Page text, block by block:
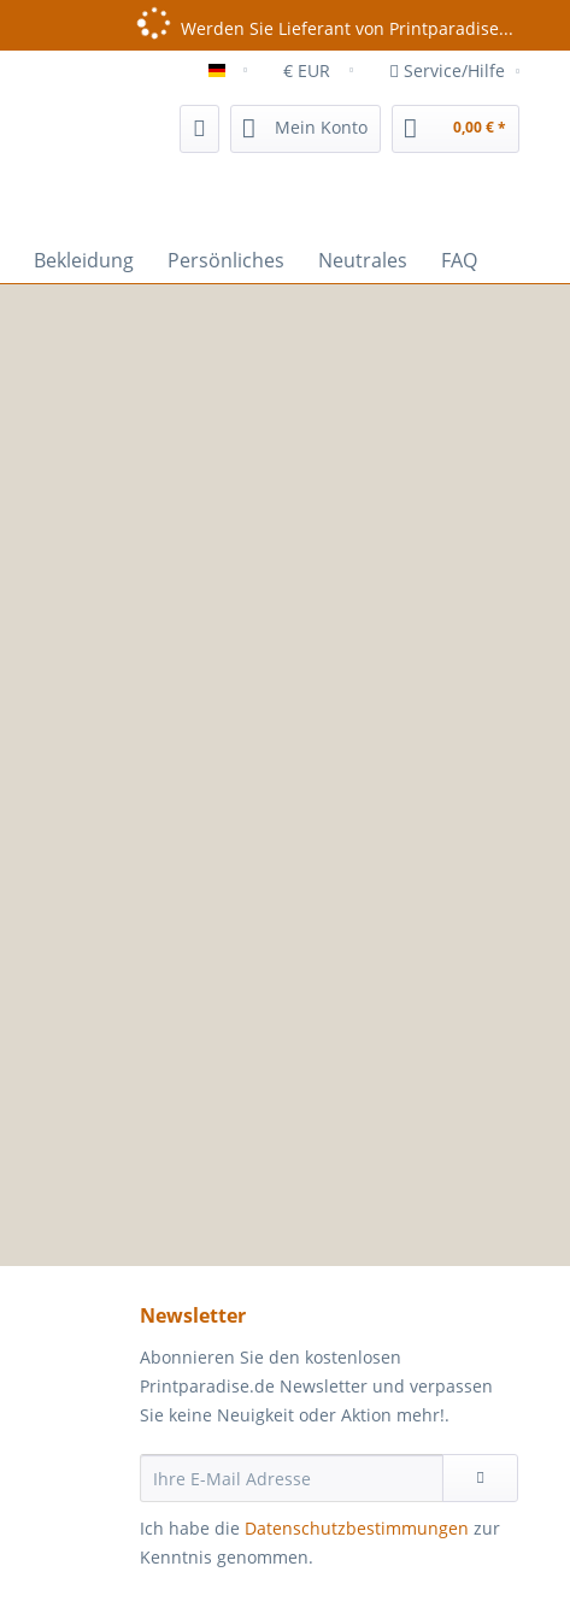
Werden Sie Lieferant von Printparadise...
Experte Service/Hilfe
Mein Konto 0,00 € *
Bekleidung Persönliches Neutrales FAQ
Newsletter
Abonnieren Sie den kostenlosen
Printparadise.de Newsletter und verpassen
Sie keine Neuigkeit oder Aktion mehr!.
Ich habe die Datenschutzbestimmungen zur
Kenntnis genommen.